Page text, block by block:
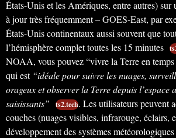
États-Unis et les Amériques, entre autres)
à jour très fréquemment – GOES-East, par
États-Unis continentaux aussi souvent que
l’hémisphère complet toutes les 15 minutes
NOAA, vous pouvez “vivre la Terre en temps
qui est “idéale pour suivre les nuages,
orageux et observer la Terre depuis l’espace
saisissants”
ts2.tech. Les utilisateurs peuvent
couches (nuages visibles, infrarouge, éclairs,
développement des systèmes